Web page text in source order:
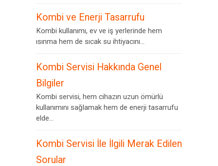
Kombi ve Enerji Tasarrufu
Kombi kullanımı, ev ve iş yerlerinde hem
ısınma hem de sıcak su ihtiyacını...
Kombi Servisi Hakkında Genel
Bilgiler
Kombi servisi, hem cihazın uzun ömürlü
kullanımını sağlamak hem de enerji tasarrufu
elde...
Kombi Servisi İle İlgili Merak Edilen
Sorular